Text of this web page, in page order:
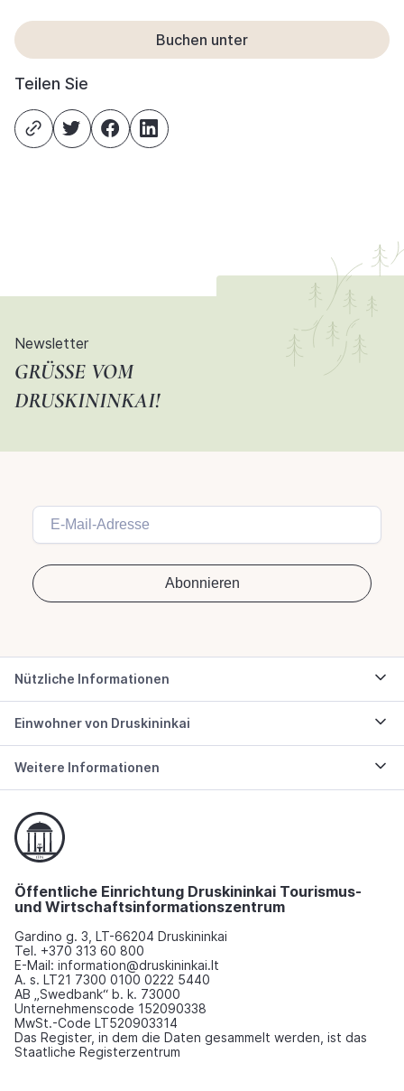
Buchen unter
Teilen Sie
Newsletter
GRÜSSE VOM D
RUSKININKAI!
Nützliche Informationen
Einwohner von Druskininkai
Weitere Informationen
Öffentliche Einrichtung Druskininkai Tourismus-
und Wirtschaftsinformationszentrum
Gardino g. 3, LT-66204 Druskininkai
Tel. +370 313 60 800
E-Mail: information@druskininkai.lt
A. s. LT21 7300 0100 0222 5440
AB „Swedbank“ b. k. 73000
Unternehmenscode 152090338
MwSt.-Code LT520903314
Das Register, in dem die Daten gesammelt werden, ist das
Staatliche Registerzentrum